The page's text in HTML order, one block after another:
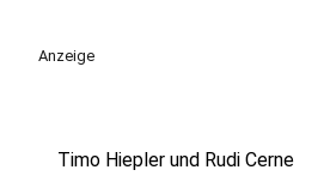
Anzeige
Timo Hiepler und Rudi Cerne